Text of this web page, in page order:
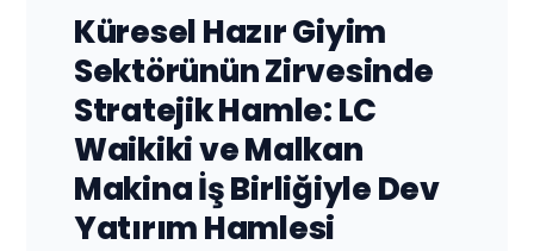
Küresel Hazır Giyim
Sektörünün Zirvesinde
Stratejik Hamle: LC
Waikiki ve Malkan
Makina İş Birliğiyle Dev
Yatırım Hamlesi